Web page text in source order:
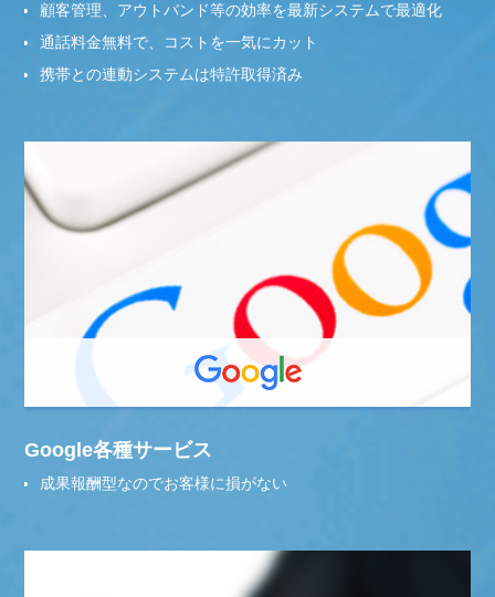
顧客管理、アウトバンド等の効率を最新システムで最適化
通話料金無料で、コストを一気にカット
携帯との連動システムは特許取得済み
Google各種サービス
成果報酬型なのでお客様に損がない